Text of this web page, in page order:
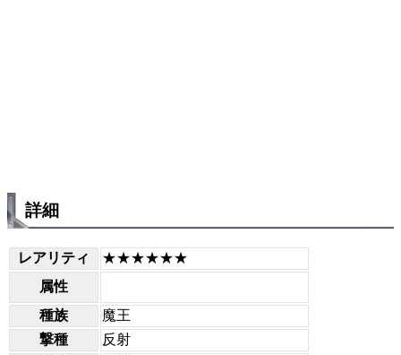
詳細
レアリティ
★★★★★★
属性
種族
魔王
撃種
反射